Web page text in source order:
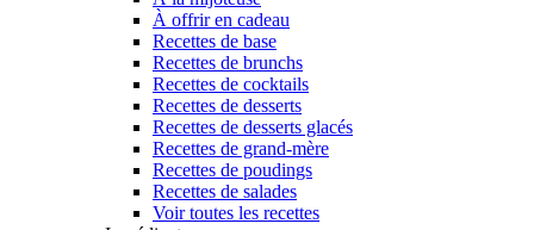
À offrir en cadeau
Recettes de base
Recettes de brunchs
Recettes de cocktails
Recettes de desserts
Recettes de desserts glacés
Recettes de grand-mère
Recettes de poudings
Recettes de salades
Voir toutes les recettes